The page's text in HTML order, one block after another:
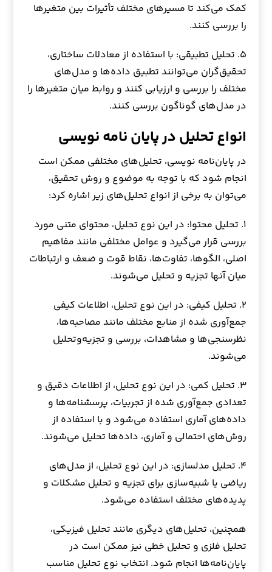
کمک می‌کند تا مسیرهای مختلف تأثیرات بین متغیرها
را بررسی کنند.
۵. تحلیل تطبیقی: با استفاده از معادلات ساختاری،
تحقیق‌گران می‌توانند تطبیق داده‌ها و مدل‌های
مختلف را بررسی و ارزیابی کنند و روابط میان متغیرها را
در مدل‌های گوناگون بررسی کنند.
انواع تحلیل در پایان نامه نویسی
در پایان‌نامه نویسی، تحلیل‌های مختلفی ممکن است
انجام شود که با توجه به موضوع و روش تحقیق،
می‌توان به برخی از انواع تحلیل‌های زیر اشاره کرد:
۱. تحلیل محتوا: در این نوع تحلیل، محتوای متنی مورد
بررسی قرار می‌گیرد و عوامل مختلفی مانند مفاهیم
اصلی، الگوها، تفاوت‌ها، نقاط قوت و ضعف و ارتباطات
میان آنها تجزیه و تحلیل می‌شوند.
۲. تحلیل کیفی: در این نوع تحلیل، اطلاعات کیفی
جمع‌آوری شده از منابع مختلف مانند مصاحبه‌ها،
نظرسنجی‌ها و مشاهدات، بررسی و تجزیه‌وتحلیل
می‌شوند.
۳. تحلیل کمی: در این نوع تحلیل، از اطلاعات دقیق و
تعدادی جمع‌آوری شده از تجربیات، پرسشنامه‌ها و
داده‌های آماری استفاده می‌شود و با استفاده از
روش‌های احتمالی و آماری، داده‌ها تحلیل می‌شوند.
۴. تحلیل مدلسازی: در این نوع تحلیل، از مدل‌های
ریاضی یا شبیه‌سازی برای تجزیه و تحلیل مشکلات و
پدیده‌های مختلف استفاده می‌شود.
همچنین، تحلیل‌های دیگری مانند تحلیل فیزیکی،
تحلیل فلزی و تحلیل خطی نیز ممکن است در
پایان‌نامه‌ها انجام شود. انتخاب نوع تحلیل مناسب